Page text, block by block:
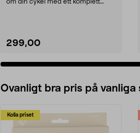
om din cykel med ett komplett
299,00
Ovanligt bra pris på vanliga
Kolla priset